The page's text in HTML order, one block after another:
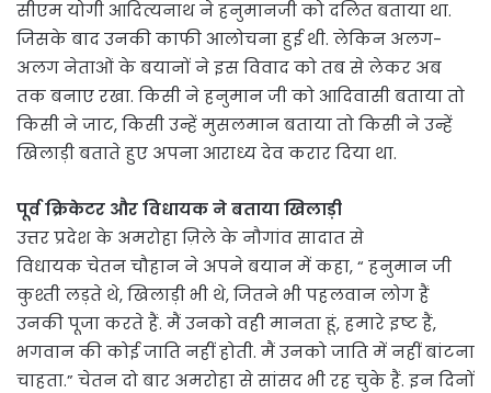
सीएम योगी आदित्यनाथ ने हनुमानजी को दलित बताया था.
जिसके बाद उनकी काफी आलोचना हुई थी. लेकिन अलग-
अलग नेताओं के बयानों ने इस विवाद को तब से लेकर अब
तक बनाए रखा. किसी ने हनुमान जी को आदिवासी बताया तो
किसी ने जाट, किसी उन्हें मुसलमान बताया तो किसी ने उन्हें
खिलाड़ी बताते हुए अपना आराध्य देव करार दिया था.
पूर्व क्रिकेटर और विधायक ने बताया खिलाड़ी
उत्तर प्रदेश के अमरोहा ज़िले के नौगांव सादात से
विधायक चेतन चौहान ने अपने बयान में कहा, “ हनुमान जी
कुश्ती लड़ते थे, खिलाड़ी भी थे, जितने भी पहलवान लोग हैं
उनकी पूजा करते हैं. मैं उनको वही मानता हूं, हमारे इष्ट हैं,
भगवान की कोई जाति नहीं होती. मैं उनको जाति में नहीं बांटना
चाहता.” चेतन दो बार अमरोहा से सांसद भी रह चुके हैं. इन दिनों